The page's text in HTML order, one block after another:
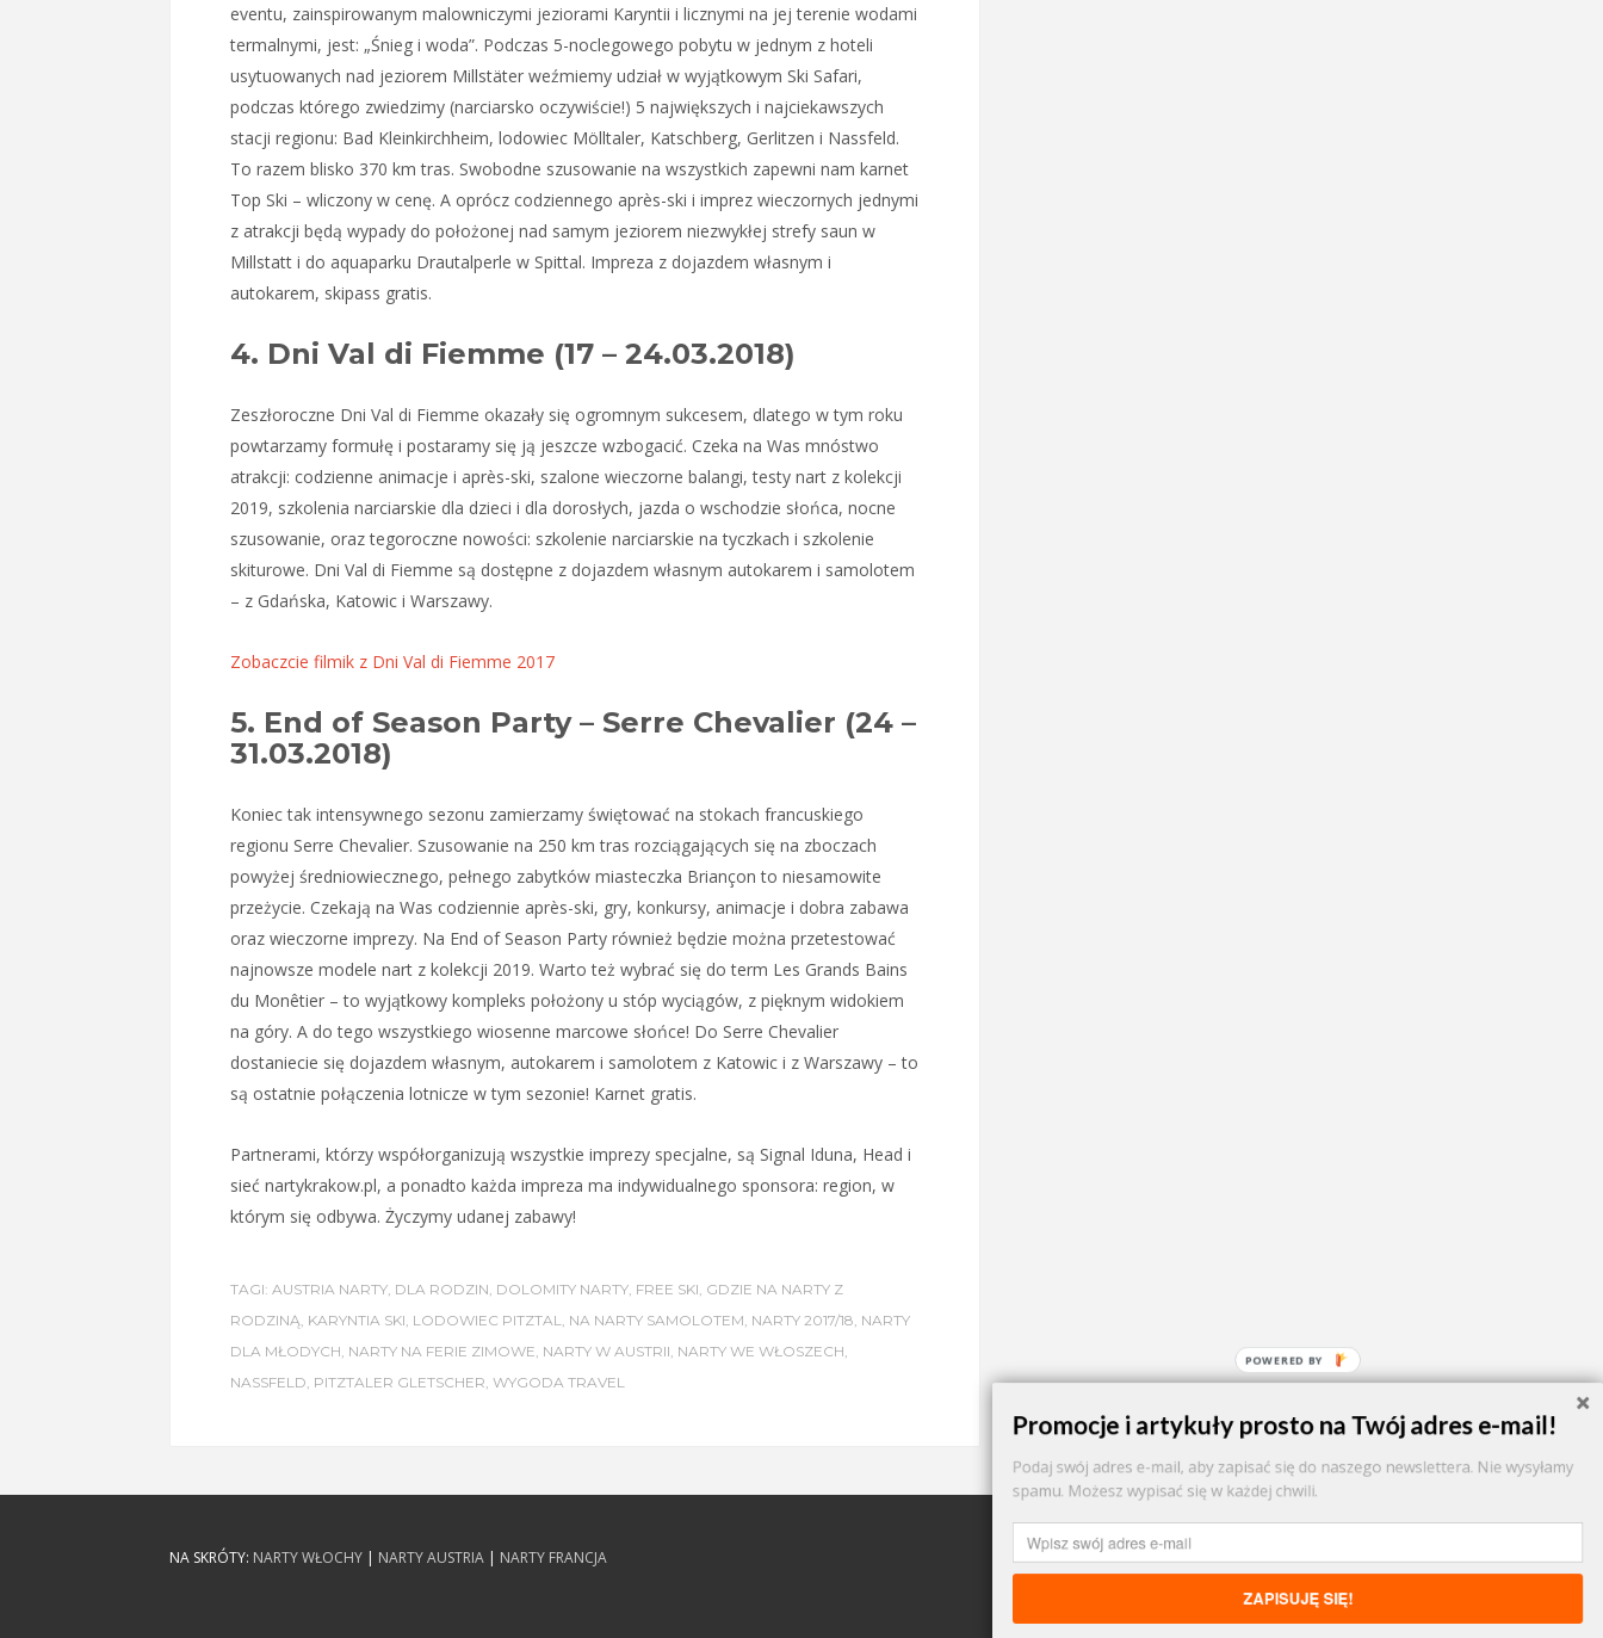
eventu, zainspirowanym malowniczymi jeziorami Karyntii i licznymi na jej terenie wodami
termalnymi, jest: „Śnieg i woda”. Podczas 5-noclegowego pobytu w jednym z hoteli
usytuowanych nad jeziorem Millstäter weźmiemy udział w wyjątkowym Ski Safari,
podczas którego zwiedzimy (narciarsko oczywiście!) 5 największych i najciekawszych
stacji regionu: Bad Kleinkirchheim, lodowiec Mölltaler, Katschberg, Gerlitzen i Nassfeld.
To razem blisko 370 km tras. Swobodne szusowanie na wszystkich zapewni nam karnet
Top Ski – wliczony w cenę. A oprócz codziennego après-ski i imprez wieczornych jednymi
z atrakcji będą wypady do położonej nad samym jeziorem niezwykłej strefy saun w
Millstatt i do aquaparku Drautalperle w Spittal. Impreza z dojazdem własnym i
autokarem, skipass gratis.
4. Dni Val di Fiemme (17 – 24.03.2018)
Zeszłoroczne Dni Val di Fiemme okazały się ogromnym sukcesem, dlatego w tym roku
powtarzamy formułę i postaramy się ją jeszcze wzbogacić. Czeka na Was mnóstwo
atrakcji: codzienne animacje i après-ski, szalone wieczorne balangi, testy nart z kolekcji
2019, szkolenia narciarskie dla dzieci i dla dorosłych, jazda o wschodzie słońca, nocne
szusowanie, oraz tegoroczne nowości: szkolenie narciarskie na tyczkach i szkolenie
skiturowe. Dni Val di Fiemme są dostępne z dojazdem własnym autokarem i samolotem
– z Gdańska, Katowic i Warszawy.
Zobaczcie filmik z Dni Val di Fiemme 2017
5. End of Season Party – Serre Chevalier (24 –
31.03.2018)
Koniec tak intensywnego sezonu zamierzamy świętować na stokach francuskiego
regionu Serre Chevalier. Szusowanie na 250 km tras rozciągających się na zboczach
powyżej średniowiecznego, pełnego zabytków miasteczka Briançon to niesamowite
przeżycie. Czekają na Was codziennie après-ski, gry, konkursy, animacje i dobra zabawa
oraz wieczorne imprezy. Na End of Season Party również będzie można przetestować
najnowsze modele nart z kolekcji 2019. Warto też wybrać się do term Les Grands Bains
du Monêtier – to wyjątkowy kompleks położony u stóp wyciągów, z pięknym widokiem
na góry. A do tego wszystkiego wiosenne marcowe słońce! Do Serre Chevalier
dostaniecie się dojazdem własnym, autokarem i samolotem z Katowic i z Warszawy – to
są ostatnie połączenia lotnicze w tym sezonie! Karnet gratis.
Partnerami, którzy współorganizują wszystkie imprezy specjalne, są Signal Iduna, Head i
sieć nartykrakow.pl, a ponadto każda impreza ma indywidualnego sponsora: region, w
którym się odbywa. Życzymy udanej zabawy!
TAGI: AUSTRIA NARTY DLA RODZIN DOLOMITY NARTY FREE SKI GDZIE NA NARTY Z
RODZINĄ KARYNTIA SKI LODOWIEC PITZTAL NA NARTY SAMOLOTEM NARTY 2017/18 NARTY
DLA MŁODYCH NARTY NA FERIE ZIMOWE NARTY W AUSTRII NARTY WE WŁOSZECH
NASSFELD PITZTALER GLETSCHER WYGODA TRAVEL
NA SKRÓTY: NARTY WŁOCHY | NARTY AUSTRIA | NARTY FRANCJA
Promocje i artykuły prosto na Twój adres e-mail!
Podaj swój adres e-mail, aby zapisać się do naszego newslettera. Nie wysyłamy
spamu. Możesz wypisać się w każdej chwili.
ZAPISUJĘ SIĘ!
POWERED BY